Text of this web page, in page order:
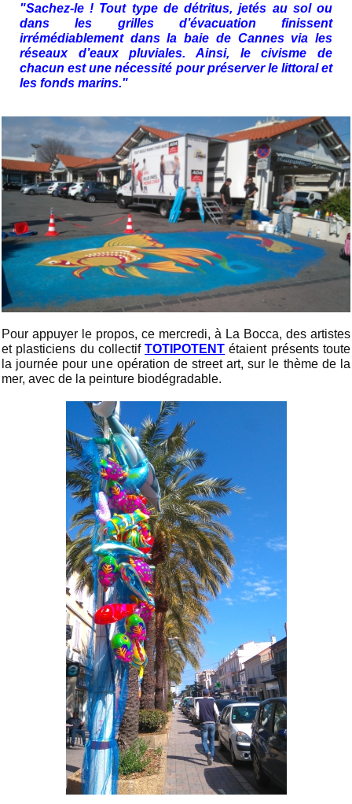
"Sachez-le ! Tout type de détritus, jetés au sol ou
dans les grilles d’évacuation finissent
irrémédiablement dans la baie de Cannes via les
réseaux d’eaux pluviales. Ainsi, le civisme de
chacun est une nécessité pour préserver le littoral et
les fonds marins."
Pour appuyer le propos, ce mercredi, à La Bocca, des artistes
et plasticiens du collectifTOTIPOTENT étaient présents toute
la journée pour une opération de street art, sur le thème de la
mer, avec de la peinture biodégradable.